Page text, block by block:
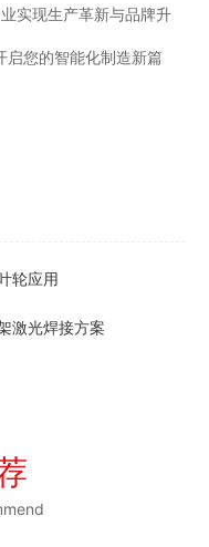
实现生产革新与品牌升
您的智能化制造新篇
轮应用
激光焊接方案